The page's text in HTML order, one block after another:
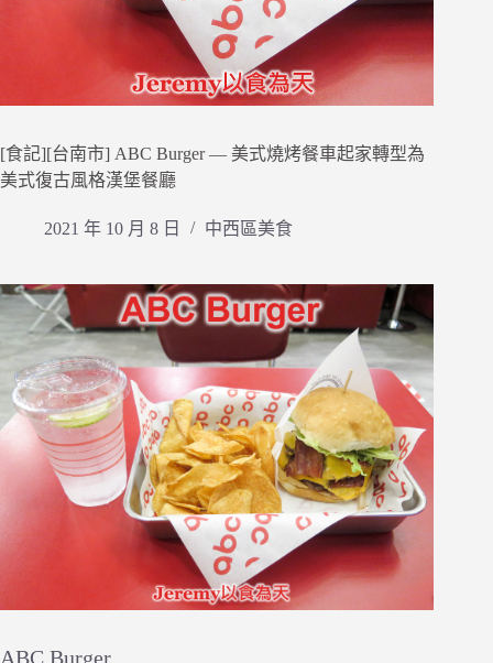
[食記][台南市] ABC Burger — 美式燒烤餐車起家轉型為
美式復古風格漢堡餐廳
2021 年 10 月 8 日 中西區美食
ABC Burger